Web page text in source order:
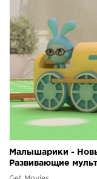
Малышарики -
Развивающие